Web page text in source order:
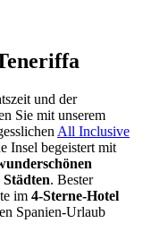
und der
Sie mit unserem
All Inclusive
Insel begeistert mit
Städten. Bester
im 4-Sterne-Hotel
Spanien-Urlaub